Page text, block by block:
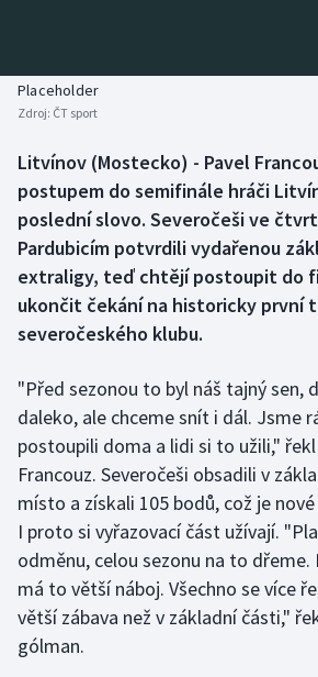
Biatlon
Boby a skeleton
Box
Curling
Dostihy
Florbal
Futsal
Gymnastika
Házená
Jezdectví
Aplikace ČT sport
AZ kvíz
Placeholder
Zdroj: ČT sport
Litvínov (Mostecko) - Pavel
postupem do semifinále hráči
poslední slovo. Severočeši ve
Pardubicím potvrdili vydařenou
extraligy, teď chtějí postoupit do
ukončit čekání na historicky první
severočeského klubu.
"Před sezonou to byl náš tajný sen,
daleko, ale chceme snít i dál. Jsme
postoupili doma a lidi si to užili," řekl
Francouz. Severočeši obsadili v
místo a získali 105 bodů, což je
I proto si vyřazovací část užívají.
odměnu, celou sezonu na to dřeme.
má to větší náboj. Všechno se více
větší zábava než v základní části,"
gólman.